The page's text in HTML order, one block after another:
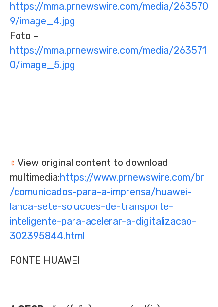
https://mma.prnewswire.com/media/263570
9/image_4.jpg
Foto –
https://mma.prnewswire.com/media/263571
0/image_5.jpg
View original content to download
multimedia:https://www.prnewswire.com/br
/comunicados-para-a-imprensa/huawei-
lanca-sete-solucoes-de-transporte-
inteligente-para-acelerar-a-digitalizacao-
302395844.html
FONTE HUAWEI